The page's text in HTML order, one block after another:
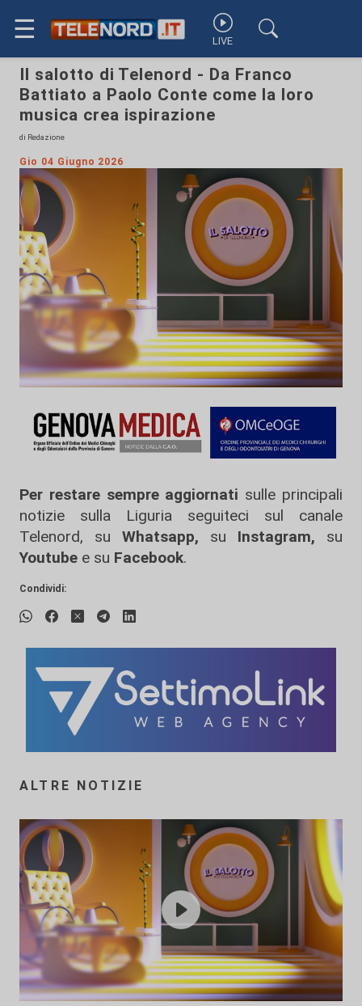
☰ LIVE
Il salotto di Telenord - Da Franco
Battiato a Paolo Conte come la loro
musica crea ispirazione
di Redazione
Gio 04 Giugno 2026
Per restare sempre aggiornati sulle principali
notizie sulla Liguria seguiteci sul canale
Telenord, su
Whatsapp, su Instagram, su
Youtube e su Facebook.
Condividi:
ALTRE NOTIZIE